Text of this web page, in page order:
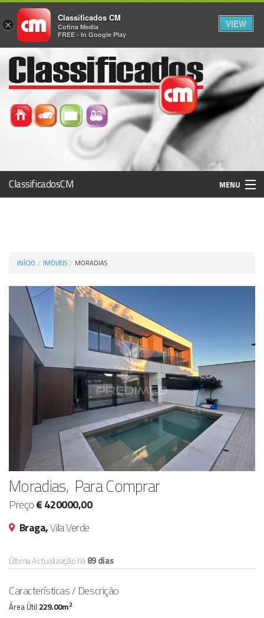
ClassificadosCM MENU
INÍCIO IMÓVEIS MORADIAS
Moradias, Para Comprar
Preço€ 420000,00
Braga,Vila Verde
Última Actualização há89 dias
Características / Descrição
Área Útil 229.00m2
×
Classificados CM
Cofina Media
FREE - In Google Play
VIEW